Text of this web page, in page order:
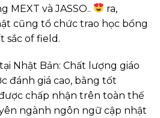
và JASSO..
ra,
cũng tổ chức trao học bổng
sắc of field.
Nhật Bản: Chất lượng giáo
đánh giá cao, bằng tốt
chấp nhận trên toàn thế
ngành ngôn ngữ cập nhật